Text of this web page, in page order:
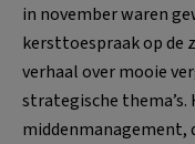
in november waren
kersttoespraak op de
verhaal over mooie
strategische
middenmanagement,